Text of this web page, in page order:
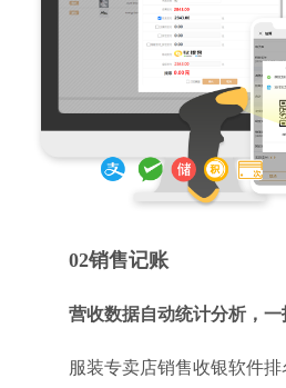
02销售记账
营收数据自动统计分析，
服装专卖店销售收银软件